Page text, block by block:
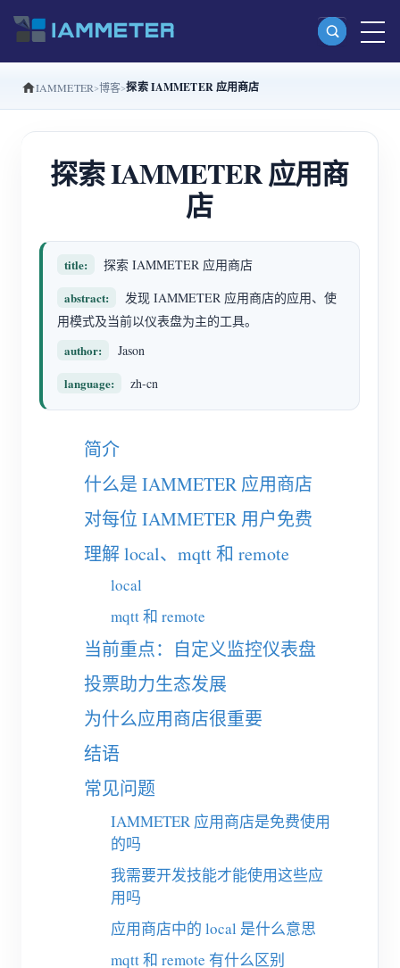
产品
单相 Wi-Fi 电能表 (WEM3080)
分相 Wi-Fi 电能表 (WEM2067)
三相 Wi-Fi 电能表 (WEM3080T)
三相 Wi-Fi 电能表 (WEM3046T)
三相 Wi-Fi 电能表 (WEM3050T)
WiFi 功率控制器
电动汽车充电桩
IAMMETER 模拟器
虚拟电表
能源预测与仿真系统
应用
光伏系统能源监控
用电监控
光伏热水器控制系统
家庭自动化
工厂能源监控
商店
资源
产品快速开始
文档
教程视频
常见问题
新闻
博客
社区
贡献者计划
贡献者中心
IAMMETER 活动
论坛
应用商店
站点探索
光伏排名
联系我们
IAMMETER 博客 探索 IAMMETER 应用商店
探索 IAMMETER 应用商
店
title:
探索 IAMMETER 应用商店
abstract:
发现 IAMMETER 应用商店的应用、使
用模式及当前以仪表盘为主的工具。
author:
Jason
language:
zh-cn
简介
什么是 IAMMETER 应用商店
对每位 IAMMETER 用户免费
理解 local、mqtt 和 remote
local
mqtt 和 remote
当前重点：自定义监控仪表盘
投票助力生态发展
为什么应用商店很重要
结语
常见问题
IAMMETER 应用商店是免费使用
的吗
我需要开发技能才能使用这些应
用吗
应用商店中的 local 是什么意思
mqtt 和 remote 有什么区别